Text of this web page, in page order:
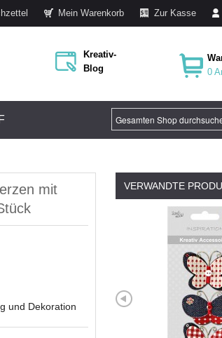
Mein Warenkorb Zur Kasse
Kreativ-
Blog
0
mit
und Dekoration
VERWANDTE